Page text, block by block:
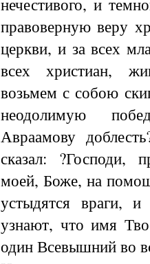
правоверную веру
церкви, и за всех
всех христиан,
возьмем с собою
неодолимую
Авраамову
сказал: ?Господи,
моей, Боже, на
устыдятся враги,
узнают, что имя
один Всевышний во